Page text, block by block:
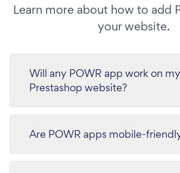
Learn more about how to add
your website.
Will any POWR app work on my
Prestashop website?
Are POWR apps mobile-